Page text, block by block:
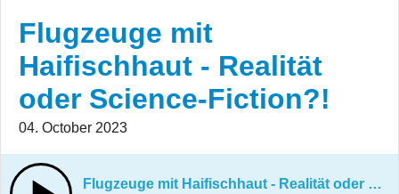
Flugzeuge mit
Haifischhaut - Realität
oder Science-Fiction?!
04. October 2023
Flugzeuge mit Haifischhaut - Realität oder Science-Fiction?!